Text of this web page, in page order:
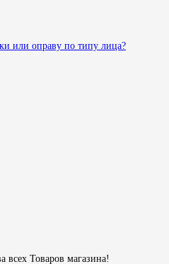
или оправу по типу лица?
всех Товаров магазина!